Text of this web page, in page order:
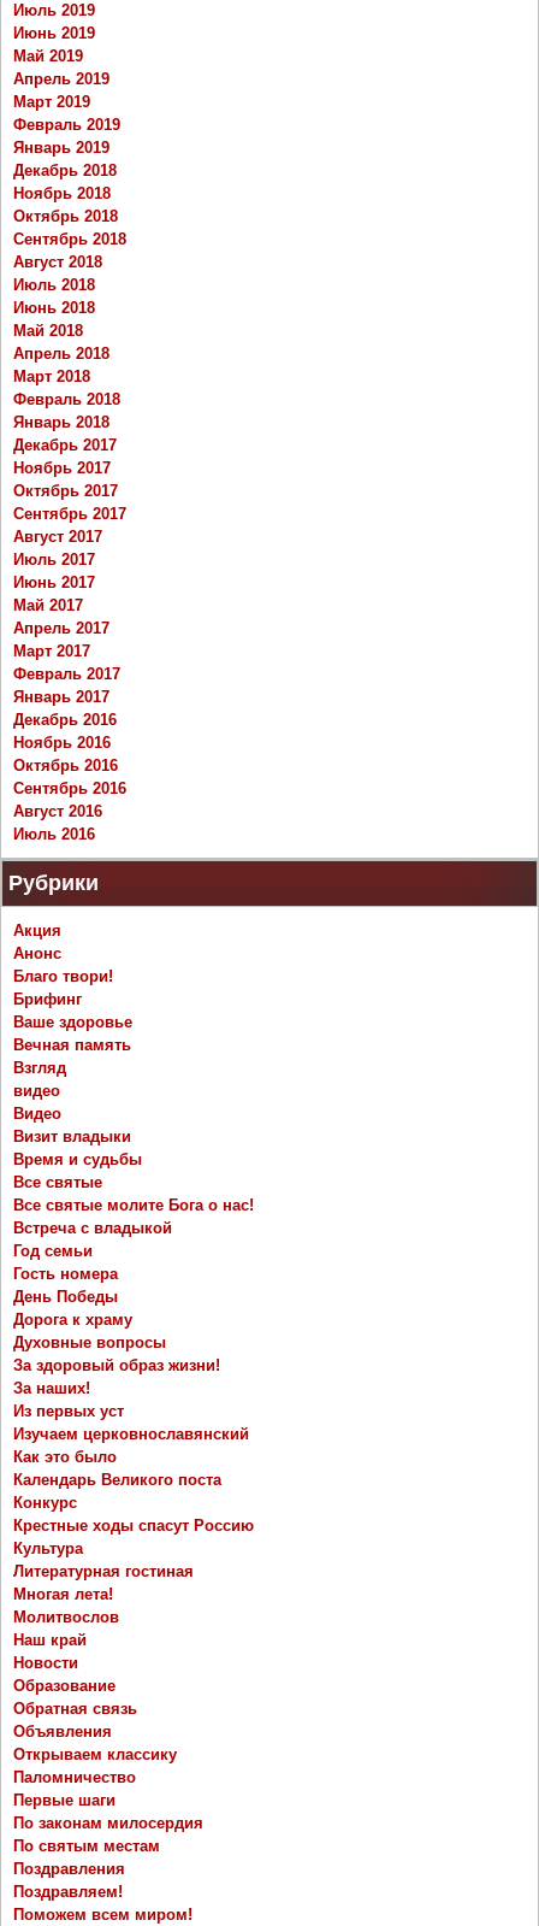
Июль 2019
Июнь 2019
Май 2019
Апрель 2019
Март 2019
Февраль 2019
Январь 2019
Декабрь 2018
Ноябрь 2018
Октябрь 2018
Сентябрь 2018
Август 2018
Июль 2018
Июнь 2018
Май 2018
Апрель 2018
Март 2018
Февраль 2018
Январь 2018
Декабрь 2017
Ноябрь 2017
Октябрь 2017
Сентябрь 2017
Август 2017
Июль 2017
Июнь 2017
Май 2017
Апрель 2017
Март 2017
Февраль 2017
Январь 2017
Декабрь 2016
Ноябрь 2016
Октябрь 2016
Сентябрь 2016
Август 2016
Июль 2016
Рубрики
Акция
Анонс
Благо твори!
Брифинг
Ваше здоровье
Вечная память
Взгляд
видео
Видео
Визит владыки
Время и судьбы
Все святые
Все святые молите Бога о нас!
Встреча с владыкой
Год семьи
Гость номера
День Победы
Дорога к храму
Духовные вопросы
За здоровый образ жизни!
За наших!
Из первых уст
Изучаем церковнославянский
Как это было
Календарь Великого поста
Конкурс
Крестные ходы спасут Россию
Культура
Литературная гостиная
Многая лета!
Молитвослов
Наш край
Новости
Образование
Обратная связь
Объявления
Открываем классику
Паломничество
Первые шаги
По законам милосердия
По святым местам
Поздравления
Поздравляем!
Поможем всем миром!